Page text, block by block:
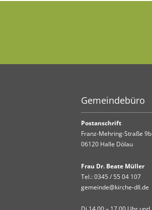
Gemeindebüro
Postanschrift
Franz-Mehring-Straße 9b
06120 Halle Dölau
Frau Dr. Beate Müller
Tel.:0345 / 55 04 107
gemeinde@kirche-dll.de